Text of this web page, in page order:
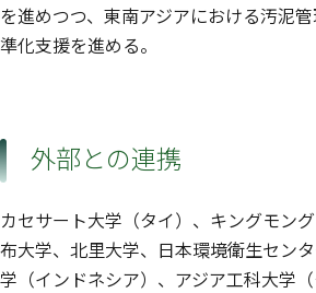
を進めつつ、東南アジアにおける汚泥
準化支援を進める。
外部との連携
カセサート大学（タイ）、キングモン
布大学、北里大学、日本環境衛生セン
学（インドネシア）、アジア工科大学